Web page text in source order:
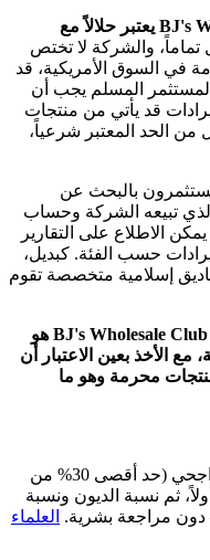
سهم BJ's Wholesale Club يعتبر حلالاً مع
والشركة لا تختص
في السوق الأمريكية، قد
المسلم يجب أن
قد يأتي من منتجات
من الحد المعتبر شرعياً،
بالبحث عن
تبيعه الشركة وحساب
الاطلاع على التقارير
حسب الفئة. كبديل،
إسلامية متخصصة تقوم
الحكم الشرعي لسهم BJ's Wholesale Club هو
الأخذ بعين الاعتبار أن
محرمة وهو ما
نحدّد الحكم الشرعي آلياً وفق معيار الراجحي (حد أقصى 30% من
ثم نسبة الديون ونسبة
— دون مراجعة بشرية. العلماء